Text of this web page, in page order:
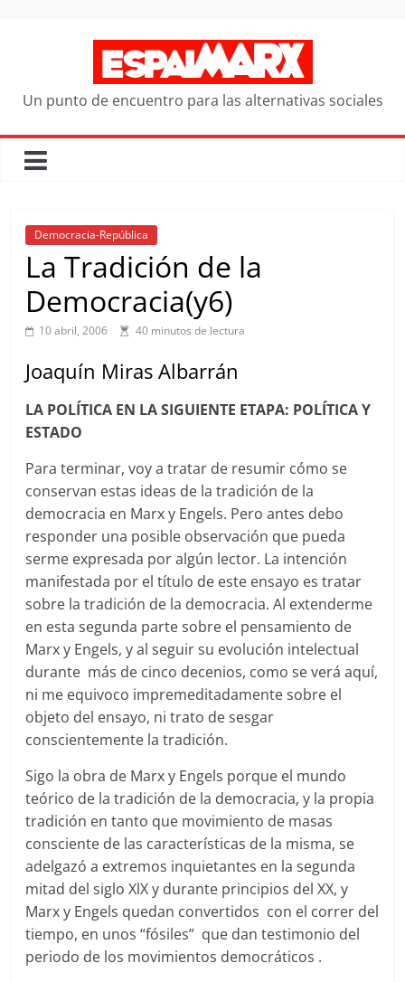
Un punto de encuentro para las alternativas sociales
Democracia-República
La Tradición de la
Democracia(y6)
10 abril, 2006 40 minutos de lectura
Joaquín Miras Albarrán
LA POLÍTICA EN LA SIGUIENTE ETAPA: POLÍTICA Y
ESTADO
Para terminar, voy a tratar de resumir cómo se
conservan estas ideas de la tradición de la
democracia en Marx y Engels. Pero antes debo
responder una posible observación que pueda
serme expresada por algún lector. La intención
manifestada por el título de este ensayo es tratar
sobre la tradición de la democracia. Al extenderme
en esta segunda parte sobre el pensamiento de
Marx y Engels, y al seguir su evolución intelectual
durante más de cinco decenios, como se verá aquí,
ni me equivoco impremeditadamente sobre el
objeto del ensayo, ni trato de sesgar
conscientemente la tradición.
Sigo la obra de Marx y Engels porque el mundo
teórico de la tradición de la democracia, y la propia
tradición en tanto que movimiento de masas
consciente de las características de la misma, se
adelgazó a extremos inquietantes en la segunda
mitad del siglo XlX y durante principios del XX, y
Marx y Engels quedan convertidos con el correr del
tiempo, en unos “fósiles” que dan testimonio del
periodo de los movimientos democráticos .